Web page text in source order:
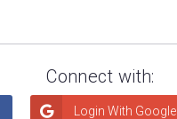
Connect with:
Login With Google